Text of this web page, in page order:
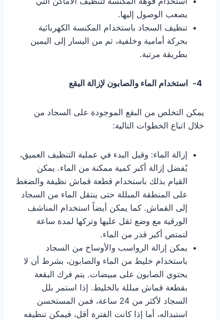
يصعب الوصول إليها.
تنظيف السجاد باستخدام المكنسة الكهربائية
بحركة أمامية وخلفية، ثم من اليسار إلى اليمين
بطريقة مرتبة.
استخدام الماء والصابون لإزالة البقع
يمكن التخلص من البقع الموجودة على السجاد من
خلال اتباع الخطوات التالية:
إزالة الماء: وقبل البدء في عملية التنظيف العميق،
يُفضل إزالة أكبر كمية ممكنة من الماء. يمكن
القيام بذلك باستخدام قطعة قماش نظيفة والضغط
على المنطقة المبللة حتى ينتقل الماء من السجاد
إلى القماش. كما يمكن أيضاً استخدام المناشف
الورقية مع وضع ثقل عليها وتركها لمدة ساعة
لتمتص أكبر قدر من الماء.
يمكن إزالة الرواسب والأوساخ من السجاد
باستخدام خليط من الماء والصابون، بشرط أن لا
يحتوي الصابون على مبيضات. يتم فرك البقعة
بقطعة قماش مبللة بالخليط. إذا استمر بلل
السجاد لأكثر من 24 ساعة، فمن المستحسن
استبداله، أما إذا كانت الفترة أقل، فيمكن تنظيفه